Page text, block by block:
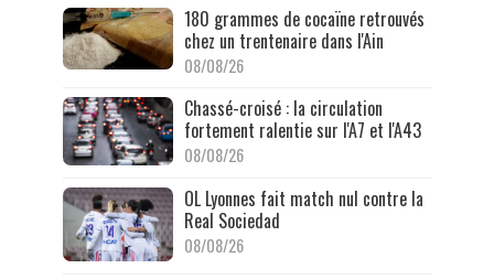
180 grammes de cocaïne retrouvés
chez un trentenaire dans l'Ain
08/08/26
Chassé-croisé : la circulation
fortement ralentie sur l'A7 et l'A43
08/08/26
OL Lyonnes fait match nul contre la
Real Sociedad
08/08/26